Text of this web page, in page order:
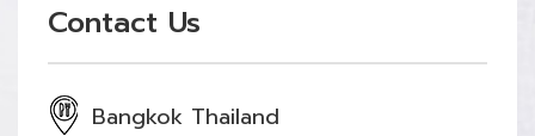
Contact Us
Bangkok Thailand